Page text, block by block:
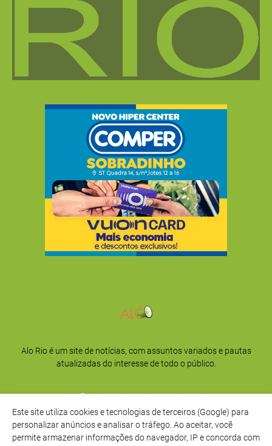
Alo Rio é um site de notícias, com assuntos variados e pautas
atualizadas do interesse de todo o público.
Este site utiliza cookies e tecnologias de terceiros (Google) para
personalizar anúncios e analisar o tráfego. Ao aceitar, você
permite armazenar informações do navegador, IP e concorda com